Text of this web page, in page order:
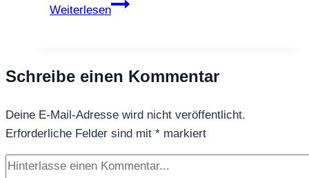
Weiterlesen
Tee
Teesorten
sind
und
worauf
man
Schreibe einen Kommentar
Deine E-Mail-Adresse wird nicht veröffentlicht.
Erforderliche Felder sind mit * markiert